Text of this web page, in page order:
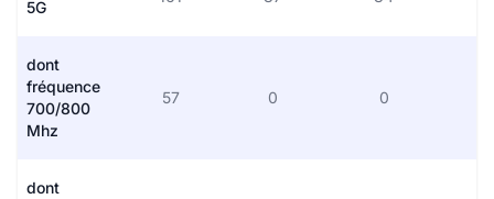
5G
dont
fréquence
700/800
Mhz
57 0 0
dont